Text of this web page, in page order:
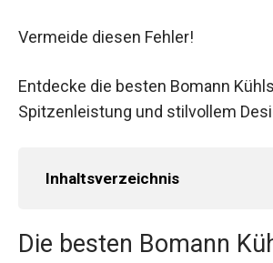
Vermeide diesen Fehler!
Entdecke die besten Bomann
Spitzenleistung und stilvollem
Inhaltsverzeichnis
Die besten Bomann